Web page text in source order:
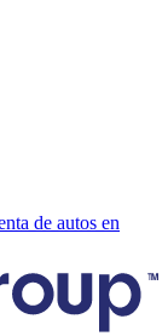
de autos en